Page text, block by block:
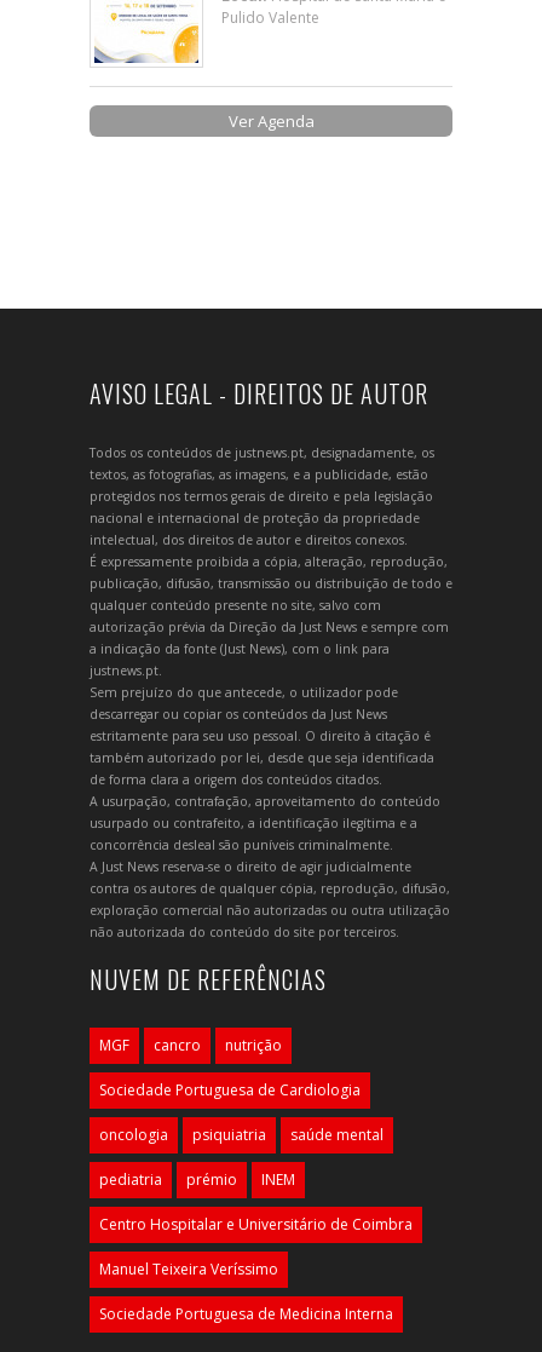
Pulido Valente
Ver Agenda
AVISO LEGAL - DIREITOS DE AUTOR
Todos os conteúdos de justnews.pt, designadamente, os
textos, as fotografias, as imagens, e a publicidade, estão
protegidos nos termos gerais de direito e pela legislação
nacional e internacional de proteção da propriedade
intelectual, dos direitos de autor e direitos conexos.
É expressamente proibida a cópia, alteração, reprodução,
publicação, difusão, transmissão ou distribuição de todo e
qualquer conteúdo presente no site, salvo com
autorização prévia da Direção da Just News e sempre com
a indicação da fonte (Just News), com o link para
justnews.pt.
Sem prejuízo do que antecede, o utilizador pode
descarregar ou copiar os conteúdos da Just News
estritamente para seu uso pessoal. O direito à citação é
também autorizado por lei, desde que seja identificada
de forma clara a origem dos conteúdos citados.
A usurpação, contrafação, aproveitamento do conteúdo
usurpado ou contrafeito, a identificação ilegítima e a
concorrência desleal são puníveis criminalmente.
A Just News reserva-se o direito de agir judicialmente
contra os autores de qualquer cópia, reprodução, difusão,
exploração comercial não autorizadas ou outra utilização
não autorizada do conteúdo do site por terceiros.
NUVEM DE REFERÊNCIAS
MGF cancro nutrição
Sociedade Portuguesa de Cardiologia
oncologia psiquiatria saúde mental
pediatria prémio INEM
Centro Hospitalar e Universitário de Coimbra
Manuel Teixeira Veríssimo
Sociedade Portuguesa de Medicina Interna